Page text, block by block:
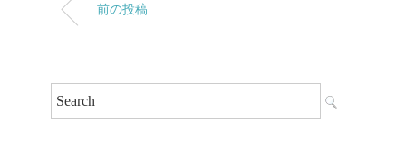
前の投稿